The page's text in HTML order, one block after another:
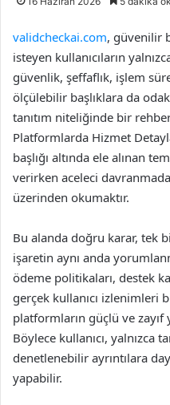
validcheckai.com, güvenilir
isteyen kullanıcıların
güvenlik, şeffaflık, işlem
ölçülebilir başlıklara da
tanıtım niteliğinde bir
Platformlarda Hizmet
başlığı altında ele alınan
verirken aceleci
üzerinden okumaktır.
Bu alanda doğru karar, tek
işaretin aynı anda
ödeme politikaları, destek
gerçek kullanıcı izlenimleri
platformların güçlü ve
Böylece kullanıcı, yalnızca
denetlenebilir ayrıntılara
yapabilir.